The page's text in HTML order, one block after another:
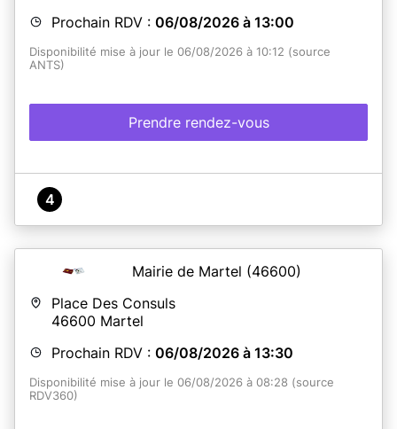
Prochain RDV : 06/08/2026 à 13:00
Disponibilité mise à jour le 06/08/2026 à 10:12 (source
ANTS)
Prendre rendez-vous
4
Mairie de Martel (46600)
Place Des Consuls
46600 Martel
Prochain RDV : 06/08/2026 à 13:30
Disponibilité mise à jour le 06/08/2026 à 08:28 (source
RDV360)